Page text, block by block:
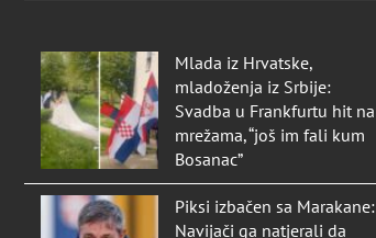
Mlada iz Hrvatske,
mladoženja iz Srbije:
Svadba u Frankfurtu hit na
mrežama, “još im fali kum
Bosanac”
Piksi izbačen sa Marakane:
Navijači ga natjerali da